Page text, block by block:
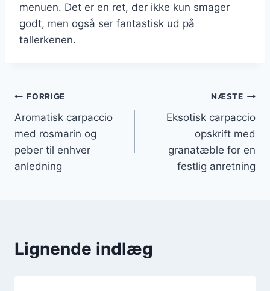
menuen. Det er en ret, der ikke kun smager
godt, men også ser fantastisk ud på
tallerkenen.
Indlægsnavigation
FORRIGE
Aromatisk carpaccio
med rosmarin og
peber til enhver
anledning
NÆSTE
Eksotisk carpaccio
opskrift med
granatæble for en
festlig anretning
Lignende indlæg